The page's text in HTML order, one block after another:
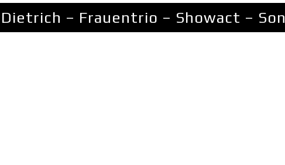
Dietrich – Frauentrio – Showact –